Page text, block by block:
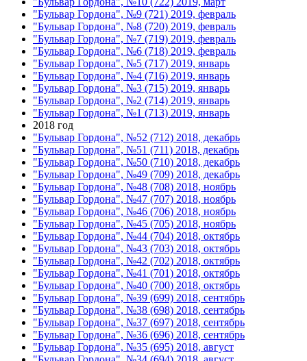
"Бульвар Гордона", №9 (721) 2019, февраль
"Бульвар Гордона", №8 (720) 2019, февраль
"Бульвар Гордона", №7 (719) 2019, февраль
"Бульвар Гордона", №6 (718) 2019, февраль
"Бульвар Гордона", №5 (717) 2019, январь
"Бульвар Гордона", №4 (716) 2019, январь
"Бульвар Гордона", №3 (715) 2019, январь
"Бульвар Гордона", №2 (714) 2019, январь
"Бульвар Гордона", №1 (713) 2019, январь
2018 год
"Бульвар Гордона", №52 (712) 2018, декабрь
"Бульвар Гордона", №51 (711) 2018, декабрь
"Бульвар Гордона", №50 (710) 2018, декабрь
"Бульвар Гордона", №49 (709) 2018, декабрь
"Бульвар Гордона", №48 (708) 2018, ноябрь
"Бульвар Гордона", №47 (707) 2018, ноябрь
"Бульвар Гордона", №46 (706) 2018, ноябрь
"Бульвар Гордона", №45 (705) 2018, ноябрь
"Бульвар Гордона", №44 (704) 2018, октябрь
"Бульвар Гордона", №43 (703) 2018, октябрь
"Бульвар Гордона", №42 (702) 2018, октябрь
"Бульвар Гордона", №41 (701) 2018, октябрь
"Бульвар Гордона", №40 (700) 2018, октябрь
"Бульвар Гордона", №39 (699) 2018, сентябрь
"Бульвар Гордона", №38 (698) 2018, сентябрь
"Бульвар Гордона", №37 (697) 2018, сентябрь
"Бульвар Гордона", №36 (696) 2018, сентябрь
"Бульвар Гордона", №35 (695) 2018, август